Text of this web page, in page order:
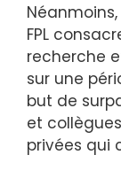
FPL
recherche
sur une
but de
et
privées qui